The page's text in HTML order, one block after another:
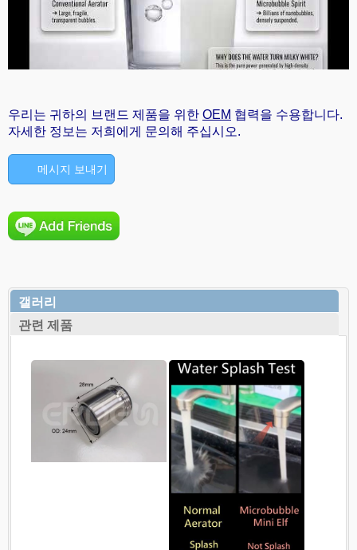
우리는 귀하의 브랜드 제품을 위한 OEM 협력을 수용합니다.
자세한 정보는 저희에게 문의해 주십시오.
메시지 보내기
갤러리
관련 제품